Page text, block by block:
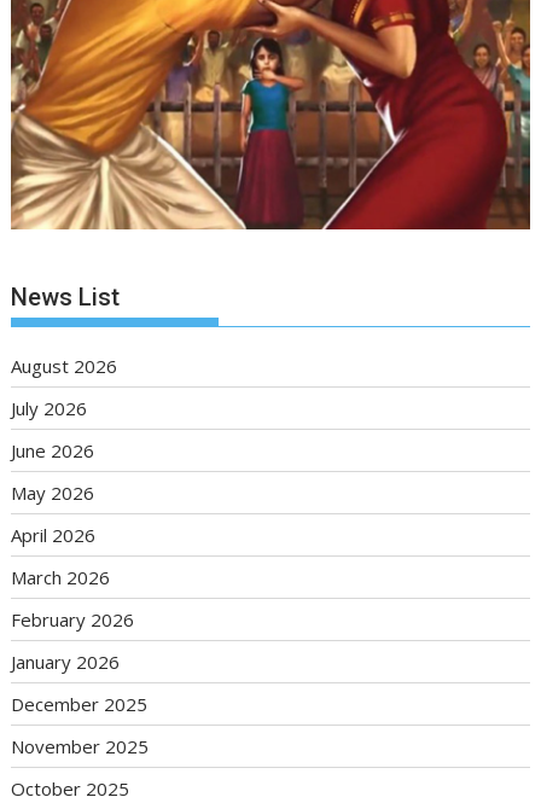
News List
August 2026
July 2026
June 2026
May 2026
April 2026
March 2026
February 2026
January 2026
December 2025
November 2025
October 2025